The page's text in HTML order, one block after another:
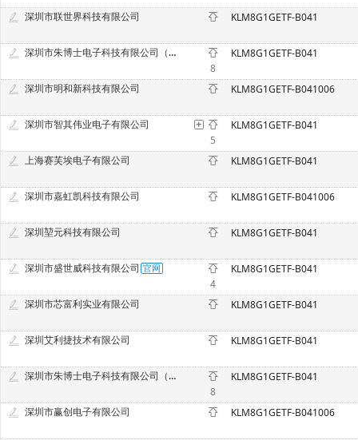
深圳市联世界科技有限公司 KLM8G1GETF-B041
深圳市朱博士电子科技有限公司（原深圳市中意法电子科技有限公司）
8
KLM8G1GETF-B041
深圳市明和新科技有限公司 KLM8G1GETF-B041006
深圳市智其伟业电子有限公司
5
KLM8G1GETF-B041
上海赛芙埃电子有限公司 KLM8G1GETF-B041
深圳市嘉虹凯科技有限公司 KLM8G1GETF-B041006
深圳堃元科技有限公司 KLM8G1GETF-B041
深圳市盛世威科技有限公司
4
KLM8G1GETF-B041
深圳市芯富利实业有限公司 KLM8G1GETF-B041
深圳艾利捷技术有限公司 KLM8G1GETF-B041
深圳市朱博士电子科技有限公司（原深圳市中意法电子科技有限公司）
8
KLM8G1GETF-B041
深圳市赢创电子有限公司 KLM8G1GETF-B041006